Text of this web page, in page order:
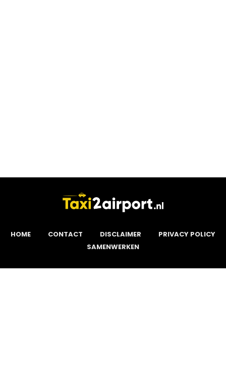
HOME CONTACT DISCLAIMER
PRIVACY POLICY
SAMENWERKEN